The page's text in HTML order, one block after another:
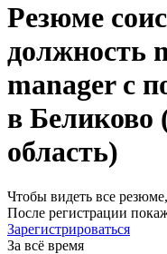
Резюме
должность
manager с
в Беликово
область)
Чтобы видеть все
После регистрации
Зарегистрироваться
За всё время